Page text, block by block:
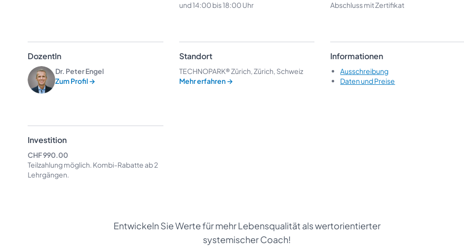
und 14:00 bis 18:00 Uhr
Abschluss mit Zertifikat
DozentIn
Dr. Peter Engel
Zum Profil→
Standort
TECHNOPARK® Zürich, Zürich, Schweiz
Mehr erfahren→
Informationen
Ausschreibung
Daten und Preise
Investition
CHF 990.00
Teilzahlung möglich. Kombi-Rabatte ab 2
Lehrgängen.
Entwickeln Sie Werte für mehr Lebensqualität als wertorientierter
systemischer Coach!